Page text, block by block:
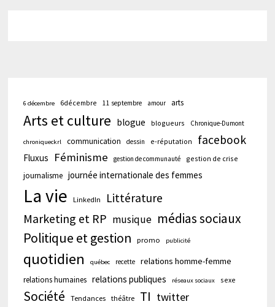
6 décembre 6décembre 11 septembre amour arts
Arts et culture blogue blogueurs Chronique-Dumont
chroniqueckrl communication dessin e-réputation facebook
Fluxus Féminisme gestion de communauté gestion de crise
journalisme journée internationale des femmes
La vie LinkedIn Littérature
Marketing et RP musique médias sociaux
Politique et gestion
promo publicité
quotidien québec recette relations homme-femme
relations humaines relations publiques réseaux sociaux sexe
Société Tendances théâtre TI twitter